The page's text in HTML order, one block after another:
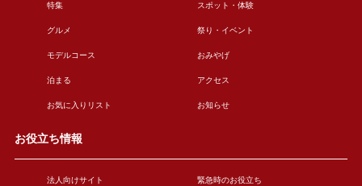
特集 スポット・体験
グルメ 祭り・イベント
モデルコース おみやげ
泊まる アクセス
お気に入りリスト お知らせ
お役立ち情報
法人向けサイト 緊急時のお役立ち